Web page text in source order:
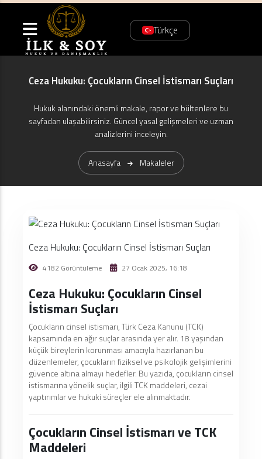
Türkçe
Ceza Hukuku: Çocukların Cinsel İstismarı Suçları
Hukuk alanındaki önemli makale, rapor ve bültenlere bu
sayfadan ulaşabilirsiniz. Güncel yasal gelişmeleri ve uzman
analizlerini inceleyin.
Anasayfa Makaleler
Ceza Hukuku: Çocukların Cinsel İstismarı Suçları
4182 Görüntüleme 27 Ocak 2025, 16:18
Ceza Hukuku: Çocukların Cinsel
İstismarı Suçları
Çocukların cinsel istismarı, Türk Ceza Kanunu (TCK)
kapsamında en ağır suçlar arasında yer alır. 18 yaşından
küçük bireylerin korunması amacıyla hazırlanan bu
düzenlemeler, çocukların fiziksel ve psikolojik gelişimlerini
güvence altına almayı hedefler. Bu yazıda, çocukların cinsel
istismarına yönelik suçlar, ilgili TCK maddeleri, cezai
yaptırımlar ve hukuki süreçler ele alınmaktadır.
Çocukların Cinsel İstismarı ve TCK
Maddeleri